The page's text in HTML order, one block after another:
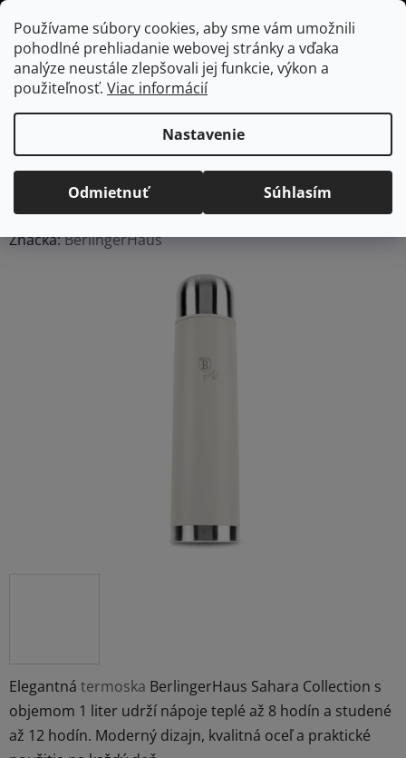
Používame súbory cookies, aby sme vám umožnili
pohodlné prehliadanie webovej stránky a vďaka
analýze neustále zlepšovali jej funkcie, výkon a
použiteľnosť. Viac informácií
Nastavenie
Odmietnuť Súhlasím
Prejsť
na
obsah
Hľadať
Domov
/ Vybavenie do jedálne
BERLINGERHAUS termoska 1L Sahara
collection
Elegantná termoska BerlingerHaus Sahara Collection s
objemom 1 liter udrží nápoje teplé až 8 hodín a studené
až 12 hodín. Moderný dizajn, kvalitná oceľ a praktické
BERLINGERHAUS
termoska 1L Sahara
collection
Priemerné
hodnotenie
NeohodnotenéPodrobnosti hodnotenia
Značka:BerlingerHaus